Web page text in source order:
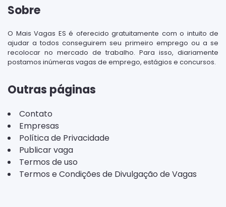
Sobre
O Mais Vagas ES é oferecido gratuitamente com o intuito de
ajudar a todos conseguirem seu primeiro emprego ou a se
recolocar no mercado de trabalho. Para isso, diariamente
postamos inúmeras vagas de emprego, estágios e concursos.
Outras páginas
Contato
Empresas
Política de Privacidade
Publicar vaga
Termos de uso
Termos e Condições de Divulgação de Vagas